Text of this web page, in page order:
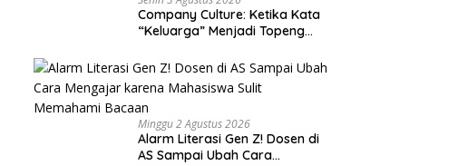
Company Culture: Ketika Kata
“Keluarga” Menjadi Topeng
Minggu 2 Agustus 2026
Alarm Literasi Gen Z! Dosen di
AS Sampai Ubah Cara